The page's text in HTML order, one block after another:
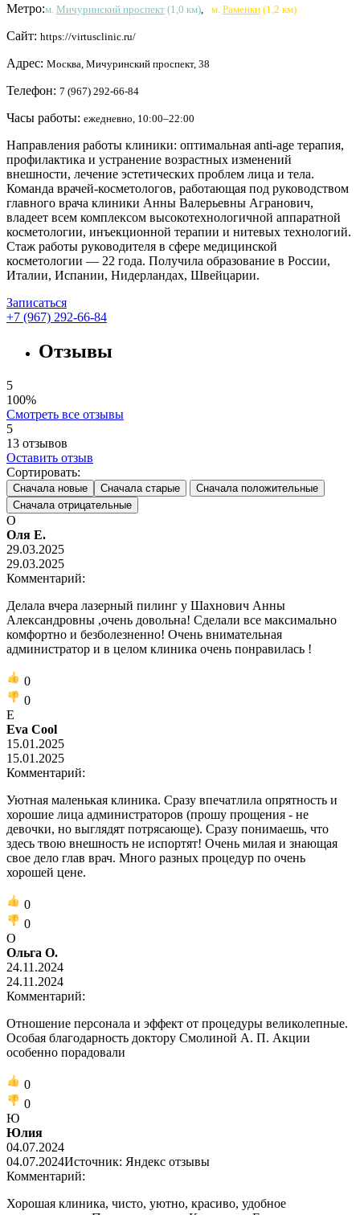
Метро:м. Мичуринский проспект (1,0 км) м. Раменки(1,2 км)
Сайт: https://virtusclinic.ru/
Адрес: Москва, Мичуринский проспект, 38
Телефон: 7 (967) 292-66-84
Часы работы: ежедневно, 10:00–22:00
Направления работы клиники: оптимальная anti-age терапия,
профилактика и устранение возрастных изменений
внешности, лечение эстетических проблем лица и тела.
Команда врачей-косметологов, работающая под руководством
главного врача клиники Анны Валерьевны Агранович,
владеет всем комплексом высокотехнологичной аппаратной
косметологии, инъекционной терапии и нитевых технологий.
Стаж работы руководителя в сфере медицинской
косметологии — 22 года. Получила образование в России,
Италии, Испании, Нидерландах, Швейцарии.
Записаться
+7 (967) 292-66-84
Отзывы
5
100%
Смотреть все отзывы
5
13 отзывов
Оставить отзыв
Сортировать:
Сначала новые Сначала старые
Сначала положительные
Сначала отрицательные
О
Оля Е.
29.03.2025
29.03.2025
Комментарий:
Делала вчера лазерный пилинг у Шахнович Анны
Александровны ,очень довольна! Сделали все максимально
комфортно и безболезненно! Очень внимательная
администратор и в целом клиника очень понравилась !
0
0
E
Eva Cool
15.01.2025
15.01.2025
Комментарий:
Уютная маленькая клиника. Сразу впечатлила опрятность и
хорошие лица администраторов (прошу прощения - не
девочки, но выглядят потрясающе). Сразу понимаешь, что
здесь твою внешность не испортят! Очень милая и знающая
свое дело глав врач. Много разных процедур по очень
хорошей цене.
0
0
О
Ольга О.
24.11.2024
24.11.2024
Комментарий:
Отношение персонала и эффект от процедуры великолепные.
Особая благодарность доктору Смолиной А. П. Акции
особенно порадовали
0
0
Ю
Юлия
04.07.2024
04.07.2024Источник: Яндекс отзывы
Комментарий:
Хорошая клиника, чисто, уютно, красиво, удобное